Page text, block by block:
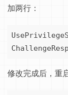
加两行：
修改完成后，重